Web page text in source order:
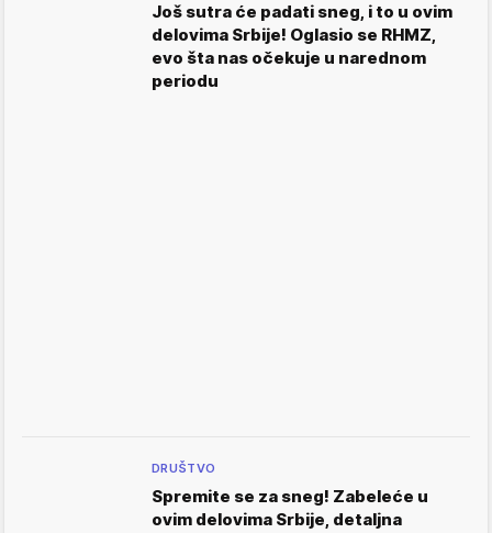
Još sutra će padati sneg, i to u ovim
delovima Srbije! Oglasio se RHMZ,
evo šta nas očekuje u narednom
periodu
DRUŠTVO
Spremite se za sneg! Zabeleće u
ovim delovima Srbije, detaljna